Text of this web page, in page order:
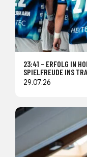
23:41 – ERFOLG IN
SPIELFREUDE INS
29.07.26